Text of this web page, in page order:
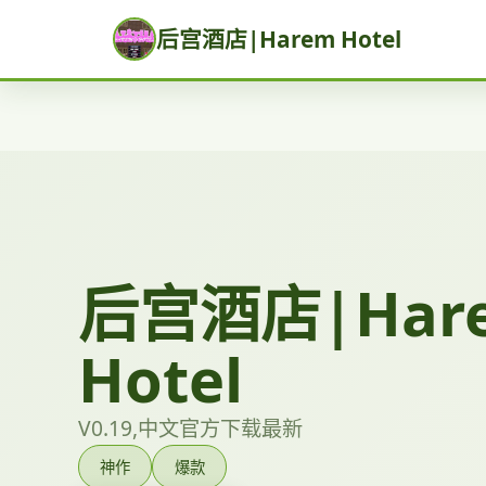
后宫酒店|Harem Hotel
后宫酒店
Hotel
V0.19,中文官方下载最新
神作 爆款